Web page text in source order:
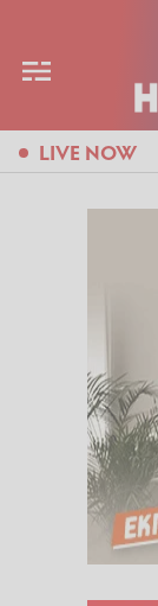
LIVE NOW